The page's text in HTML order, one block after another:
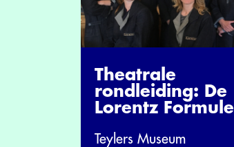
Theatrale
rondleiding: De
Lorentz Formule
Teylers Museum